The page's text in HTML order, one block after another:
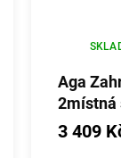
Aga
2místná
Kovová,
cm, V
3 409